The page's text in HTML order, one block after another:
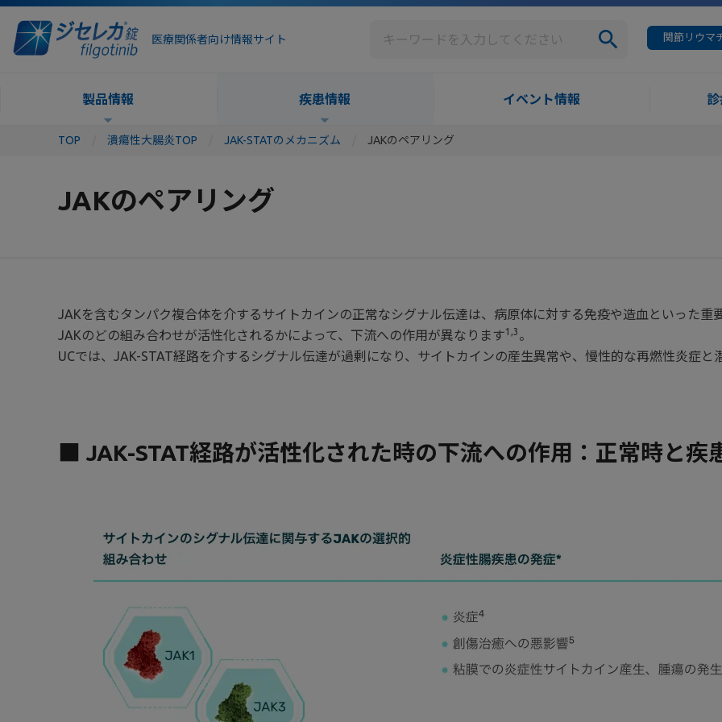
医療関係者向け情報サイト 関節リウマ
製品情報 疾患情報 イベント情報
TOP 潰瘍性大腸炎TOP JAK-STATのメカニズム JAKのペアリング
JAKのペアリング
JAKを含むタンパク複合体を介するサイトカインの正常なシグナル伝達は、病原体に対する免疫や造血といった重
JAKのどの組み合わせが活性化されるかによって、下流への作用が異なります1,3 。
UCでは、JAK-STAT経路を介するシグナル伝達が過剰になり、サイトカインの産生異常や、慢性的な再燃性炎症
■ JAK-STAT経路が活性化された時の下流への作用：正常時と疾